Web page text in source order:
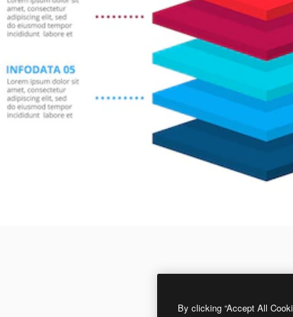
By clicking “Accept All